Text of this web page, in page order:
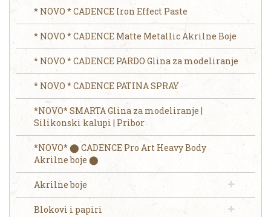
* NOVO * CADENCE Iron Effect Paste
* NOVO * CADENCE Matte Metallic Akrilne Boje
* NOVO * CADENCE PARDO Glina za modeliranje
* NOVO * CADENCE PATINA SPRAY
*NOVO* SMARTA Glina za modeliranje |
Silikonski kalupi | Pribor
*NOVO* ⬤ CADENCE Pro Art Heavy Body
Akrilne boje ⬤
Akrilne boje
Blokovi i papiri